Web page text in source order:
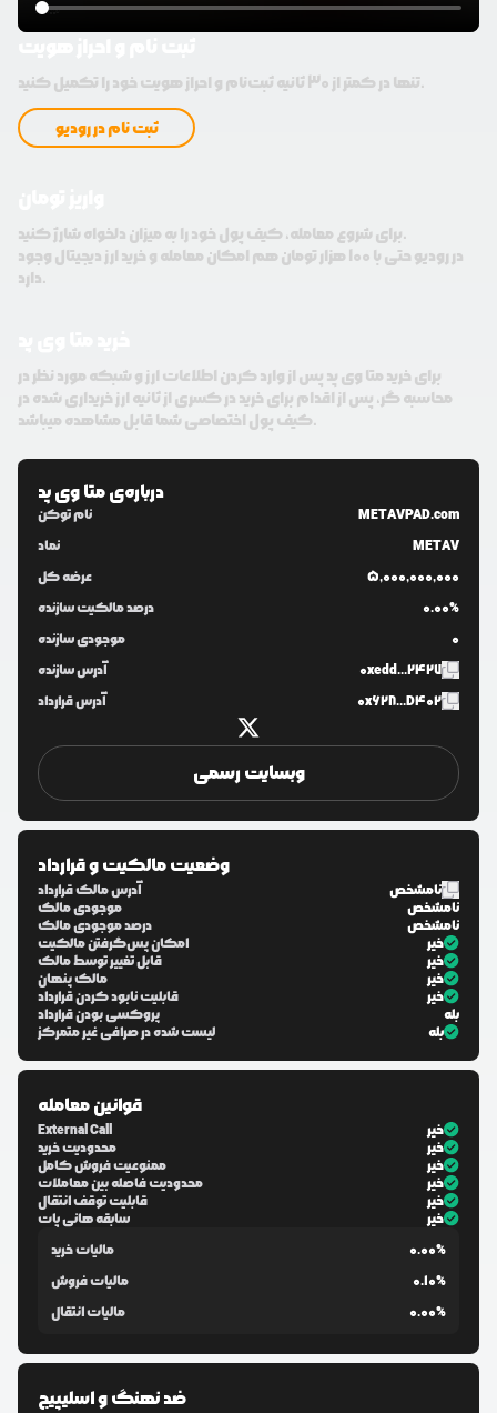
تنها در کمتر از 30 ثانیه ثبت‌نام و احراز هویت خود را تکمیل کنید.
ثبت نام در رودیو
برای شروع معامله، کیف پول خود را به میزان دلخواه شارژ کنید.
در رودیو حتی با 100 هزار تومان هم امکان معامله و خرید ارز دیجیتال وجود
دارد.
برای خرید متا وی پد پس از وارد کردن اطلاعات ارز و شبکه مورد نظر در
محاسبه گر، پس از اقدام برای خرید در کسری از ثانیه ارز خریداری شده در
کیف پول اختصاصی شما قابل مشاهده میباشد.
درباره‌یمتا وی پد
نام توکن
METAVPAD.com
نماد
METAV
عرضه کل
5,000,000,000
درصد مالکیت سازنده
0.00%
موجودی سازنده
0
آدرس سازنده
0xedd...2427
آدرس قرارداد
0x628...D402
وبسایت رسمی
وضعیت مالکیت و قرارداد
آدرس مالک قرارداد
نامشخص
موجودی مالک
نامشخص
درصد موجودی مالک
نامشخص
امکان پس‌گرفتن مالکیت
خیر
قابل تغییر توسط مالک
خیر
مالک پنهان
خیر
قابلیت نابود کردن قرارداد
خیر
پروکسی بودن قرارداد
بله
لیست شده در صرافی غیر متمرکز
بله
قوانین معامله
External Call
خیر
محدودیت خرید
خیر
ممنوعیت فروش کامل
خیر
محدودیت فاصله بین معاملات
خیر
قابلیت توقف انتقال
خیر
سابقه هانی پات
خیر
مالیات خرید
0.00%
مالیات فروش
0.10%
مالیات انتقال
0.00%
ضد نهنگ و اسلیپیج